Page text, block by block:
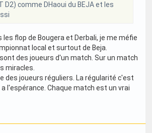
D2) comme DHaoui du BEJA et les
flop de Bougera et Derbali, je me méfie
local et surtout de Beja.
des joueurs d'un match. Sur un match
miracles.
des joueurs réguliers. La régularité c'est
l'espérance. Chaque match est un vrai